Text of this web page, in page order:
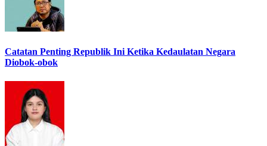
Catatan Penting Republik Ini Ketika Kedaulatan Negara
Diobok-obok